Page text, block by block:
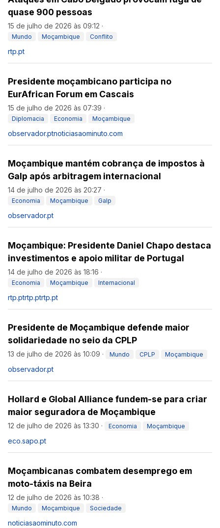
quase 900 pessoas
15 de julho de 2026 às 09:12 ·
Mundo Moçambique Conflito
rtp.pt
Presidente moçambicano participa no
EurAfrican Forum em Cascais
15 de julho de 2026 às 07:39 ·
Diplomacia Economia Moçambique
observador.ptnoticiasaominuto.com
Moçambique mantém cobrança de impostos à
Galp após arbitragem internacional
14 de julho de 2026 às 20:27 ·
Economia Moçambique Galp
observador.pt
Moçambique: Presidente Daniel Chapo destaca
investimentos e apoio militar de Portugal
14 de julho de 2026 às 18:16 ·
Economia Moçambique Internacional
rtp.ptrtp.ptrtp.pt
Presidente de Moçambique defende maior
solidariedade no seio da CPLP
13 de julho de 2026 às 10:09 · Mundo CPLP Moçambique
observador.pt
Hollard e Global Alliance fundem-se para criar
maior seguradora de Moçambique
12 de julho de 2026 às 13:30 · Economia Moçambique
eco.sapo.pt
Moçambicanas combatem desemprego em
moto-táxis na Beira
12 de julho de 2026 às 10:38 ·
Mundo Moçambique Sociedade
noticiasaominuto.com